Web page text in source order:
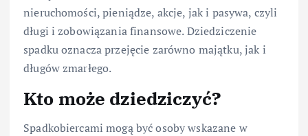
nieruchomości, pieniądze, akcje, jak i pasywa, czyli
długi i zobowiązania finansowe. Dziedziczenie
spadku oznacza przejęcie zarówno majątku, jak i
długów zmarłego.
Kto może dziedziczyć?
Spadkobiercami mogą być osoby wskazane w